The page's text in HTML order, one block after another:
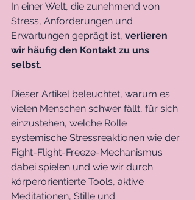
In einer Welt, die zunehmend von
Stress, Anforderungen und
Erwartungen geprägt ist, verlieren
wir häufig den Kontakt zu uns
selbst.
Dieser Artikel beleuchtet, warum es
vielen Menschen schwer fällt, für sich
einzustehen, welche Rolle
systemische Stressreaktionen wie der
Fight-Flight-Freeze-Mechanismus
dabei spielen und wie wir durch
körperorientierte Tools, aktive
Meditationen, Stille und